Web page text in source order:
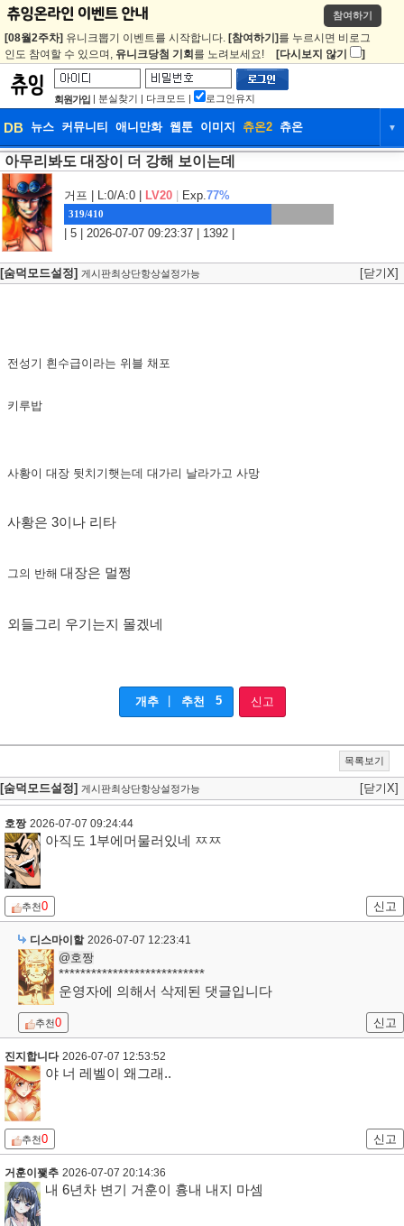
참여하기
[08월2주차] 유니크뽑기 이벤트를 시작합니다. [참여하기] 를 누르시면 비로그
인도 참여할 수 있으며, 유니크당첨 기회 를 노려보세요! [다시보지 않기 ]
회원가입 | 분실찾기 | 다크모드 | 로그인유지
DB 뉴스 커뮤니티 애니만화 웹툰 이미지 츄온2 츄온 ▼
DB 뉴스 커뮤니티
웹툰 이미지
아무리봐도 대장이 더 강해 보이는데
거프 | L:0/A:0 | LV20 Exp.77%
319/410
| 5 | 2026-07-07 09:23:37 | 1392 |
[숨덕모드설정] 게시판최상단항상설정가능 [닫기X]
전성기 흰수급이라는 위블 채포
키루밥
사황이 대장 뒷치기햇는데 대가리 날라가고 사망
사황은 3이나 리타
그의 반해 대장은 멀쩡
외들그리 우기는지 몰겠네
개추 추천 5 신고
목록보기
[숨덕모드설정] 게시판최상단항상설정가능 [닫기X]
호짱 2026-07-07 09:24:44
아직도 1부에머물러있네 ㅉㅉ
추천0 신고
디스마이할 2026-07-07 12:23:41
@호짱
***************************
운영자에 의해서 삭제된 댓글입니다
추천0 신고
진지합니다 2026-07-07 12:53:52
야 너 레벨이 왜그래..
추천0 신고
거훈이꽻추 2026-07-07 20:14:36
내 6년차 변기 거훈이 흉내 내지 마셈